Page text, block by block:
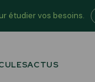
étudier vos besoins.
ACTUS